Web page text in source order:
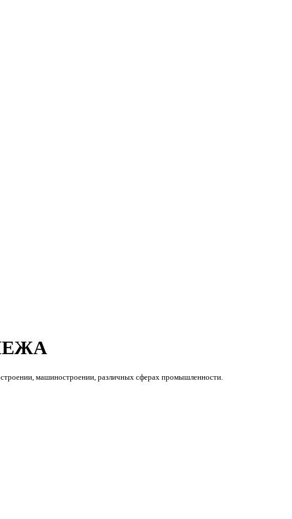
машиностроении, различных сферах промышленности.